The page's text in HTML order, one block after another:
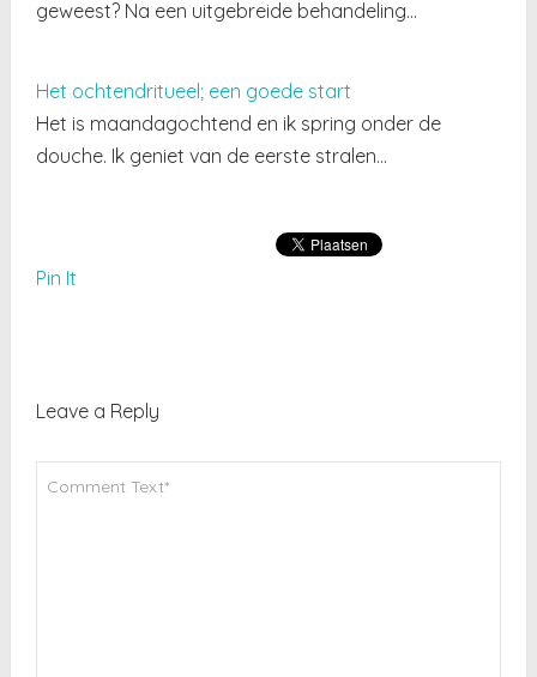
geweest? Na een uitgebreide behandeling…
Het ochtendritueel; een goede start
Het is maandagochtend en ik spring onder de
douche. Ik geniet van de eerste stralen…
Pin It
Leave a Reply